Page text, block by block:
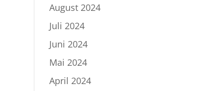
August 2024
Juli 2024
Juni 2024
Mai 2024
April 2024